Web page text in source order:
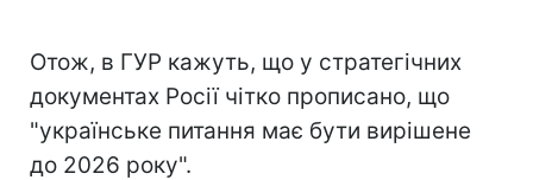
Отож, в ГУР кажуть, що у стратегічних
документах Росії чітко прописано, що
"українське питання має бути вирішене
до 2026 року".